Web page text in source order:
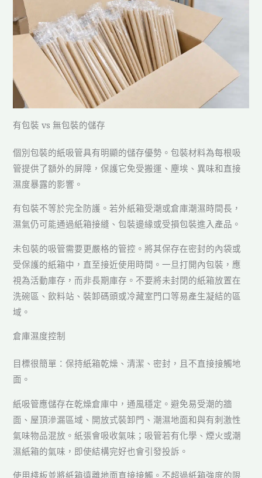
有包裝 vs 無包裝的儲存
個別包裝的紙吸管具有明顯的儲存優勢。包裝材料為每根吸
管提供了額外的屏障，保護它免受搬運、塵埃、異味和直接
濕度暴露的影響。
有包裝不等於完全防護。若外紙箱受潮或倉庫潮濕時間長，
濕氣仍可能通過紙箱接縫、包裝邊緣或受損包裝進入產品。
未包裝的吸管需要更嚴格的管控。將其保存在密封的內袋或
受保護的紙箱中，直至接近使用時間。一旦打開內包裝，應
視為活動庫存，而非長期庫存。不要將未封閉的紙箱放置在
洗碗區、飲料站、裝卸碼頭或冷藏室門口等易產生凝結的區
域。
倉庫濕度控制
目標很簡單：保持紙箱乾燥、清潔、密封，且不直接接觸地
面。
紙吸管應儲存在乾燥倉庫中，通風穩定。避免易受潮的牆
面、屋頂滲漏區域、開放式裝卸門、潮濕地面和與有刺激性
氣味物品混放。紙張會吸收氣味；吸管若有化學、煙火或潮
濕紙箱的氣味，即使結構完好也會引發投訴。
使用棧板並將紙箱遠離地面直接接觸。不超過紙箱強度的限